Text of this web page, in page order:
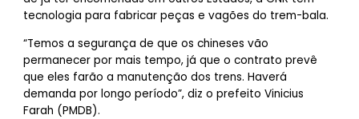
tecnologia para fabricar peças e vagões do trem-bala.
“Temos a segurança de que os chineses vão
permanecer por mais tempo, já que o contrato prevê
que eles farão a manutenção dos trens. Haverá
demanda por longo período”, diz o prefeito Vinicius
Farah (PMDB).